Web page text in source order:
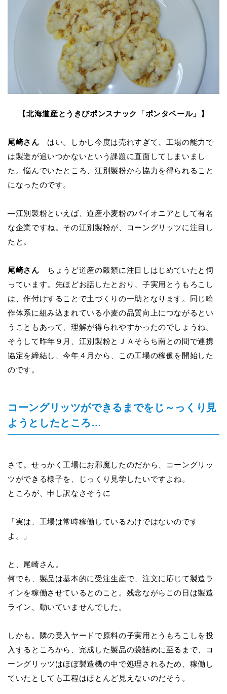
【北海道産とうきびポンスナック「ポンタベール」】
尾崎さん はい。しかし今度は売れすぎて、工場の能力で
は製造が追いつかないという課題に直面してしまいまし
た。悩んでいたところ、江別製粉から協力を得られること
になったのです。
―江別製粉といえば、道産小麦粉のパイオニアとして有名
な企業ですね。その江別製粉が、コーングリッツに注目し
たと。
尾崎さん ちょうど道産の穀類に注目しはじめていたと伺
っています。先ほどお話したとおり、子実用とうもろこし
は、作付けすることで土づくりの一助となります。同じ輪
作体系に組み込まれている小麦の品質向上につながるとい
うこともあって、理解が得られやすかったのでしょうね。
そうして昨年９月、江別製粉とＪＡそらち南との間で連携
協定を締結し、今年４月から、この工場の稼働を開始した
のです。
コーングリッツができるまでをじ～っくり見
ようとしたところ…
さて。せっかく工場にお邪魔したのだから、コーングリッ
ツができる様子を、じっくり見学したいですよね。
ところが、申し訳なさそうに
「実は、工場は常時稼働しているわけではないのです
よ。」
と、尾崎さん。
何でも、製品は基本的に受注生産で、注文に応じて製造ラ
インを稼働させているとのこと。残念ながらこの日は製造
ライン、動いていませんでした。
しかも。隣の受入ヤードで原料の子実用とうもろこしを投
入するところから、完成した製品の袋詰めに至るまで、コ
ーングリッツはほぼ製造機の中で処理されるため、稼働し
ていたとしても工程はほとんど見えないのだそう。